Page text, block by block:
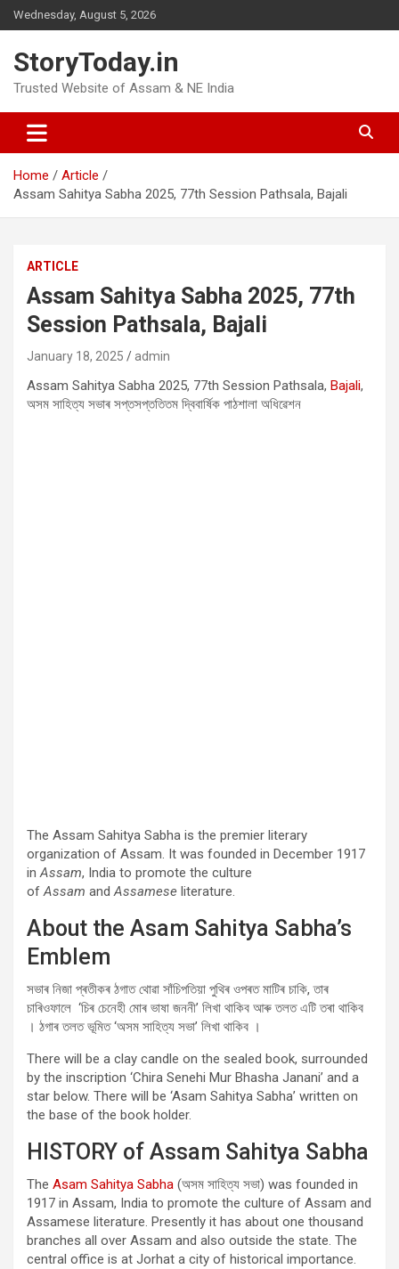
Skip
to
Wednesday, August 5, 2026
StoryToday.in
Trusted Website of Assam & NE India
Home
Article
Assam Sahitya Sabha 2025, 77th Session Pathsala, Bajali
ARTICLE
Assam Sahitya Sabha 2025, 77th
Session Pathsala, Bajali
January 18, 2025 admin
Assam Sahitya Sabha 2025, 77th Session Pathsala, Bajali,
অসম সাহিত্য সভাৰ সপ্তসপ্ততিতম দ্বিবাৰ্ষিক পাঠশালা অধিৱেশন
The Assam Sahitya Sabha is the premier literary
organization of Assam. It was founded in December 1917
inAssam, India to promote the culture
ofAssam andAssamese literature.
About the Asam Sahitya Sabha’s
Emblem
সভাৰ নিজা প্ৰতীকৰ ঠগাত থোৱা সাঁচিপতিয়া পুথিৰ ওপৰত মাটিৰ চাকি, তাৰ
চাৰিওফালে ‘চিৰ চেনেহী মোৰ ভাষা জননী’ লিখা থাকিব আৰু তলত এটি তৰা থাকিব
। ঠগাৰ তলত ভূমিত ‘অসম সাহিত্য সভা’ লিখা থাকিব ।
There will be a clay candle on the sealed book, surrounded
by the inscription ‘Chira Senehi Mur Bhasha Janani’ and a
star below. There will be ‘Asam Sahitya Sabha’ written on
the base of the book holder.
HISTORY of Assam Sahitya Sabha
The Asam Sahitya Sabha (অসম সাহিত্য সভা) was founded in
1917 in Assam, India to promote the culture of Assam and
Assamese literature. Presently it has about one thousand
branches all over Assam and also outside the state. The
central office is at Jorhat a city of historical importance.